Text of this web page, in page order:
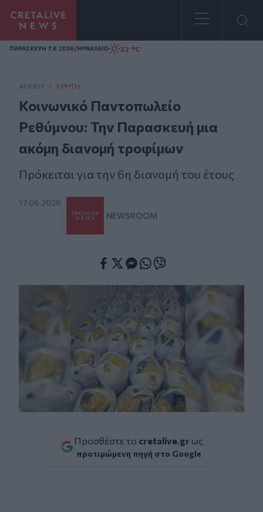
Homepage
ΠΑΡΑΣΚΕΥΗ 7.8.2026/ΗΡΑΚΛΕΙΟ 32 °C
ΑΡΧΙΚΗ / ΚΡΉΤΗ
Κοινωνικό Παντοπωλείο
Ρεθύμνου: Την Παρασκευή μια
ακόμη διανομή τροφίμων
Πρόκειται για την 6η διανομή του έτους
17.06.2026
NEWSROOM
Προσθέστε το cretalive.gr ως
προτιμώμενη πηγή στο Google